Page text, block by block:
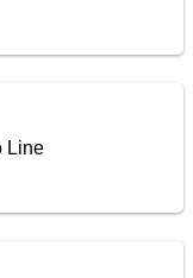
図1975
Line